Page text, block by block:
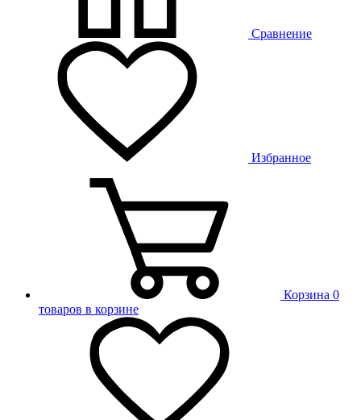
Сравнение
Избранное
Корзина 0
товаров в корзине